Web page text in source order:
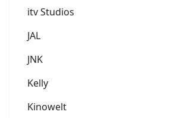
itv Studios
JAL
JNK
Kelly
Kinowelt